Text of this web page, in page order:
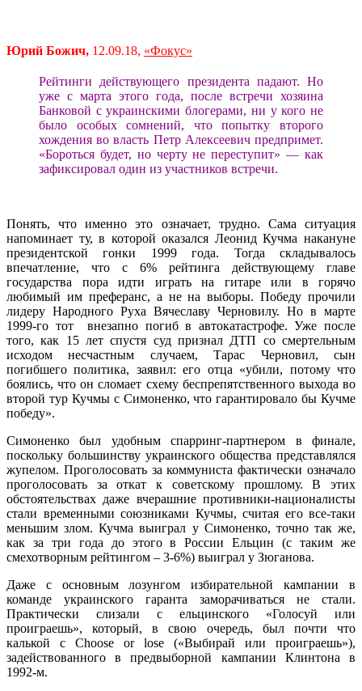
Юрий Божич, 12.09.18, «Фокус»
Рейтинги действующего президента падают. Но
уже с марта этого года, после встречи хозяина
Банковой с украинскими блогерами, ни у кого не
было особых сомнений, что попытку второго
хождения во власть Петр Алексеевич предпримет.
«Бороться будет, но черту не переступит» — как
зафиксировал один из участников встречи.
Понять, что именно это означает, трудно. Сама ситуация
напоминает ту, в которой оказался Леонид Кучма накануне
президентской гонки 1999 года. Тогда складывалось
впечатление, что с 6% рейтинга действующему главе
государства пора идти играть на гитаре или в горячо
любимый им преферанс, а не на выборы. Победу прочили
лидеру Народного Руха Вячеславу Черновилу. Но в марте
1999-го тот внезапно погиб в автокатастрофе. Уже после
того, как 15 лет спустя суд признал ДТП со смертельным
исходом несчастным случаем, Тарас Черновил, сын
погибшего политика, заявил: его отца «убили, потому что
боялись, что он сломает схему беспрепятственного выхода во
второй тур Кучмы с Симоненко, что гарантировало бы Кучме
победу».
Симоненко был удобным спарринг-партнером в финале,
поскольку большинству украинского общества представлялся
жупелом. Проголосовать за коммуниста фактически означало
проголосовать за откат к советскому прошлому. В этих
обстоятельствах даже вчерашние противники-националисты
стали временными союзниками Кучмы, считая его все-таки
меньшим злом. Кучма выиграл у Симоненко, точно так же,
как за три года до этого в России Ельцин (с таким же
смехотворным рейтингом – 3-6%) выиграл у Зюганова.
Даже с основным лозунгом избирательной кампании в
команде украинского гаранта заморачиваться не стали.
Практически слизали с ельцинского «Голосуй или
проиграешь», который, в свою очередь, был почти что
калькой с Choose or lose («Выбирай или проиграешь»),
задействованного в предвыборной кампании Клинтона в
1992-м.